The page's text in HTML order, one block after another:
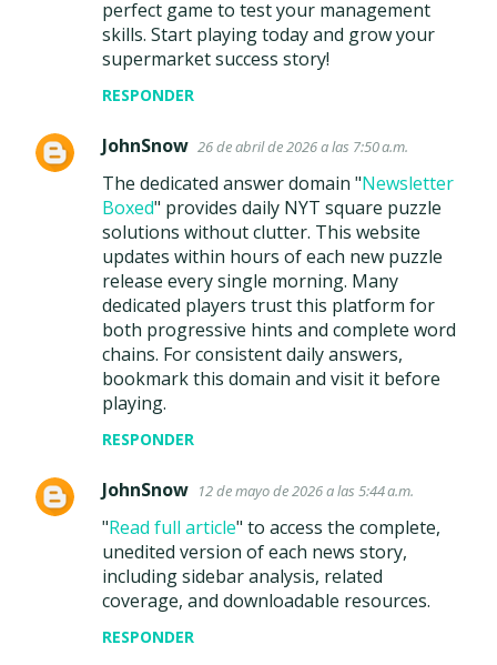
perfect game to test your management
skills. Start playing today and grow your
supermarket success story!
RESPONDER
JohnSnow 26 de abril de 2026 a las 7:50 a.m.
The dedicated answer domain "Newsletter
Boxed" provides daily NYT square puzzle
solutions without clutter. This website
updates within hours of each new puzzle
release every single morning. Many
dedicated players trust this platform for
both progressive hints and complete word
chains. For consistent daily answers,
bookmark this domain and visit it before
playing.
RESPONDER
JohnSnow 12 de mayo de 2026 a las 5:44 a.m.
"Read full article" to access the complete,
unedited version of each news story,
including sidebar analysis, related
coverage, and downloadable resources.
RESPONDER